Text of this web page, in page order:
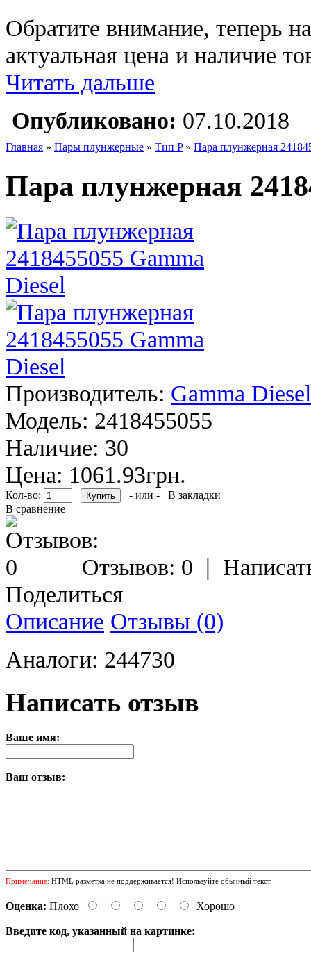
Обратите внимание, теперь
актуальная цена и наличие
Читать дальше
Опубликовано: 07.10.2018
Главная » Пары плунжерные » Тип P» Пара плунжерная
Пара плунжерная
Производитель: Gamma Diesel
Модель: 2418455055
Наличие: 30
Цена: 1061.93грн.
Кол-во: - или -
В закладки
В сравнение
Отзывов: 0 |
Поделиться
Описание Отзывы (0)
Аналоги: 244730
Написать отзыв
Ваше имя:
Ваш отзыв:
Примечание: HTML разметка не поддерживается! Используйте обычный текст.
Оценка: Плохо Хорошо
Введите код, указанный на картинке: